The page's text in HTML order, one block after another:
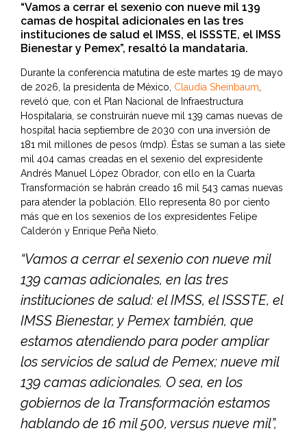
“Vamos a cerrar el sexenio con nueve mil 139
camas de hospital adicionales en las tres
instituciones de salud el IMSS, el ISSSTE, el IMSS
Bienestar y Pemex”, resaltó la mandataria.
Durante la conferencia matutina de este martes 19 de mayo
de 2026, la presidenta de México, Claudia Sheinbaum,
reveló que, con el Plan Nacional de Infraestructura
Hospitalaria, se construirán nueve mil 139 camas nuevas de
hospital hacia septiembre de 2030 con una inversión de
181 mil millones de pesos (mdp). Éstas se suman a las siete
mil 404 camas creadas en el sexenio del expresidente
Andrés Manuel López Obrador, con ello en la Cuarta
Transformación se habrán creado 16 mil 543 camas nuevas
para atender la población. Ello representa 80 por ciento
más que en los sexenios de los expresidentes Felipe
Calderón y Enrique Peña Nieto.
“Vamos a cerrar el sexenio con nueve mil
139 camas adicionales, en las tres
instituciones de salud: el IMSS, el ISSSTE, el
IMSS Bienestar, y Pemex también, que
estamos atendiendo para poder ampliar
los servicios de salud de Pemex; nueve mil
139 camas adicionales. O sea, en los
gobiernos de la Transformación estamos
hablando de 16 mil 500, versus nueve mil”,